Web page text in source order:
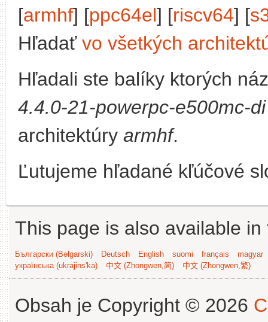
[armhf] [ppc64el] [riscv64] [
Hľadať vo všetkých
Hľadali ste balíky ktorých
4.4.0-21-powerpc-e500mc-di
architektúry armhf.
Ľutujeme hľadané kľúčové
This page is also available
Български (Bəlgarski) Deutsch English suomi français
magyar
українська (ukrajins'ka)
中文 (Zhongwen,简) 中文 (Zhongwen,繁)
Obsah je Copyright © 2026